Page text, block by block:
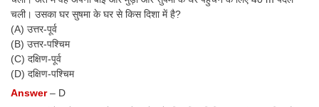
चली। उसका घर सुषमा के घर से किस दिशा में है?
(A) उत्तर-पूर्व
(B) उत्तर-पश्चिम
(C) दक्षिण-पूर्व
(D) दक्षिण-पश्चिम
Answer– D